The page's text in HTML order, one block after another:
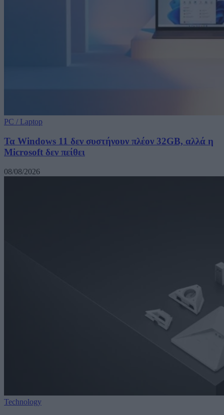
PC / Laptop
Τα Windows 11 δεν συστήνουν πλέον 32GB, αλλά η
Microsoft δεν πείθει
08/08/2026
Technology